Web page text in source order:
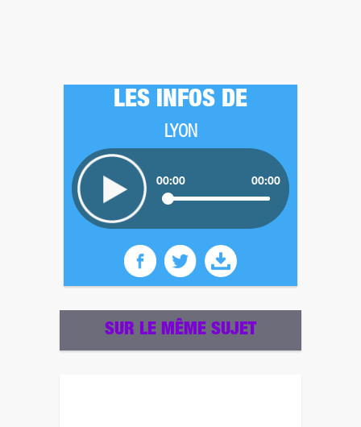
LES INFOS DE
LYON
00:00 00:00
SUR LE MÊME SUJET